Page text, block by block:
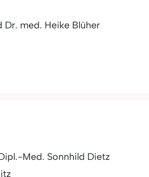
Dr. med. Heike Blüher
Med. Sonnhild Dietz